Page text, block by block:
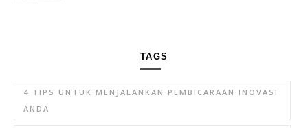
TAGS
4 TIPS UNTUK MENJALANKAN PEMBICARAAN INOVASI
ANDA